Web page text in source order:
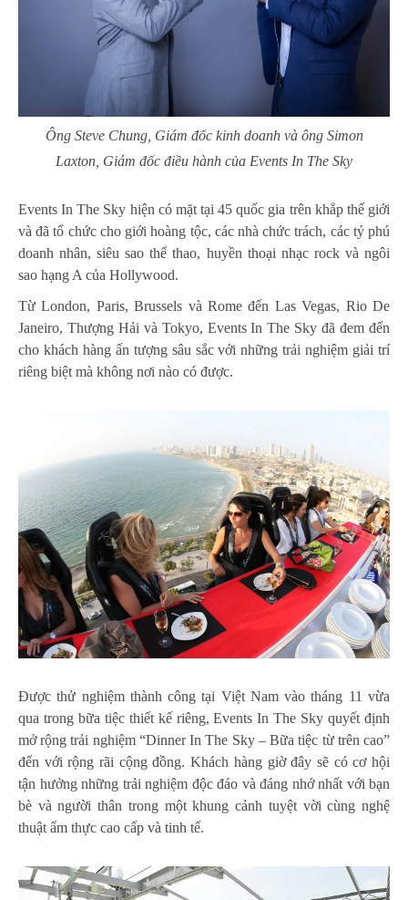
Ông Steve Chung, Giám đốc kinh doanh và ông Simon
Laxton, Giám đốc điều hành của Events In The Sky
Events In The Sky hiện có mặt tại 45 quốc gia trên khắp thế giới
và đã tổ chức cho giới hoàng tộc, các nhà chức trách, các tỷ phú
doanh nhân, siêu sao thể thao, huyền thoại nhạc rock và ngôi
sao hạng A của Hollywood.
Từ London, Paris, Brussels và Rome đến Las Vegas, Rio De
Janeiro, Thượng Hải và Tokyo, Events In The Sky đã đem đến
cho khách hàng ấn tượng sâu sắc với những trải nghiệm giải trí
riêng biệt mà không nơi nào có được.
Được thử nghiệm thành công tại Việt Nam vào tháng 11 vừa
qua trong bữa tiệc thiết kế riêng, Events In The Sky quyết định
mở rộng trải nghiệm “Dinner In The Sky – Bữa tiệc từ trên cao”
đến với rộng rãi cộng đồng. Khách hàng giờ đây sẽ có cơ hội
tận hưởng những trải nghiệm độc đáo và đáng nhớ nhất với bạn
bè và người thân trong một khung cảnh tuyệt vời cùng nghệ
thuật ẩm thực cao cấp và tinh tế.